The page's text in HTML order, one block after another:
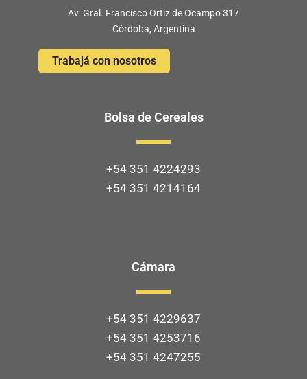
Av. Gral. Francisco Ortiz de Ocampo 317
Córdoba, Argentina
Trabajá con nosotros
Bolsa de Cereales
+54 351 4224293
+54 351 4214164
Cámara
+54 351 4229637
+54 351 4253716
+54 351 4247255